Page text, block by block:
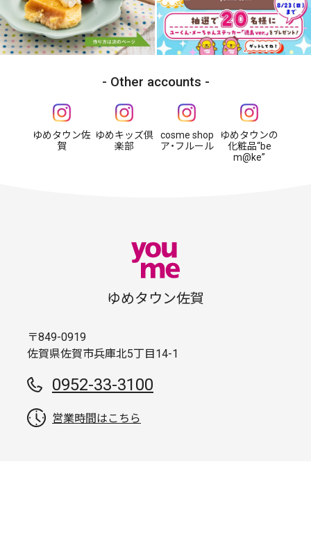
Other accounts
ゆめタウン佐
賀
ゆめキッズ倶
楽部
cosme shop
ア・フルール
ゆめタウンの
化粧品“be
m@ke”
ゆめタウン佐賀
〒849-0919
佐賀県佐賀市兵庫北5丁目14-1
0952-33-3100
営業時間はこちら